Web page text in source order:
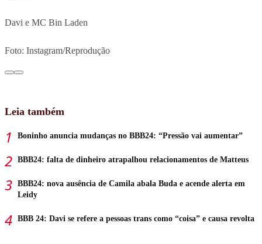
Davi e MC Bin Laden
Foto: Instagram/Reprodução
Leia também
Boninho anuncia mudanças no BBB24: “Pressão vai aumentar”
BBB24: falta de dinheiro atrapalhou relacionamentos de Matteus
BBB24: nova ausência de Camila abala Buda e acende alerta em
Leidy
BBB 24: Davi se refere a pessoas trans como “coisa” e causa revolta